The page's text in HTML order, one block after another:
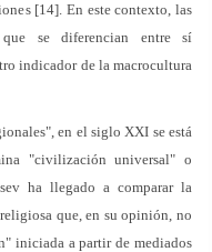
[14]. En este contexto, las
se diferencian entre sí
indicador de la macrocultura
en el siglo XXI se está
"civilización universal" o
ha llegado a comparar la
que, en su opinión, no
iniciada a partir de mediados